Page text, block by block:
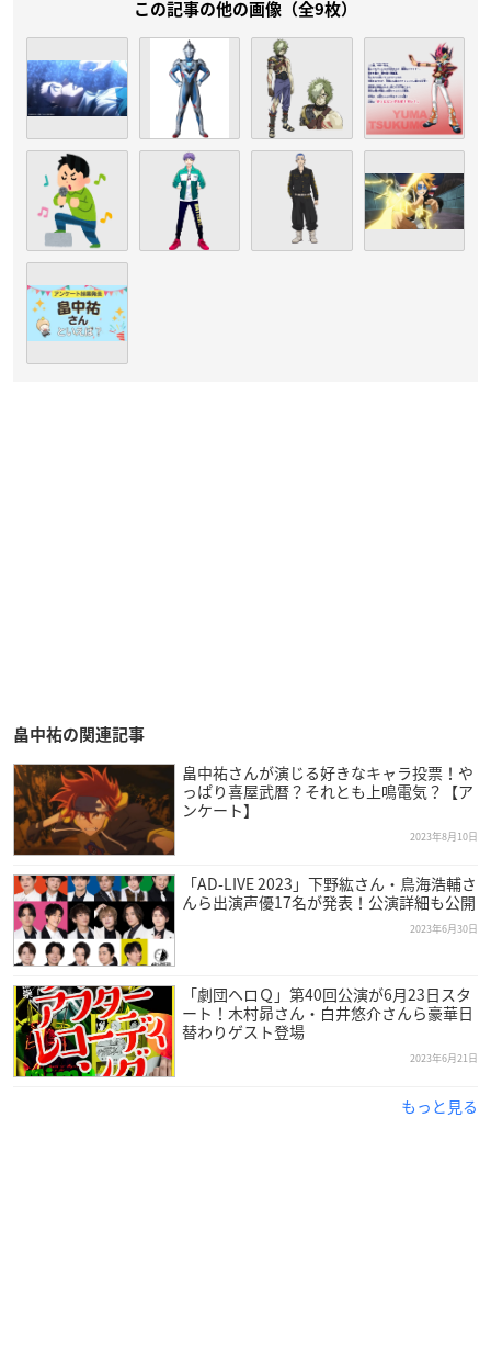
「声優や俳優という枠にとらわれず、いろんな場面で活躍でき
る役者になること」を夢に掲げる、今注目の若手声優さんで
す！
この記事の他の画像（全9枚）
畠中祐の関連記事
畠中祐さんが演じる好きなキャラ投票！や
っぱり喜屋武暦？それとも上鳴電気？【ア
ンケート】
2023年8月10日
「AD-LIVE 2023」下野紘さん・鳥海浩輔さ
んら出演声優17名が発表！公演詳細も公開
2023年6月30日
「劇団ヘロＱ」第40回公演が6月23日スタ
ート！木村昴さん・白井悠介さんら豪華日
替わりゲスト登場
2023年6月21日
もっと見る